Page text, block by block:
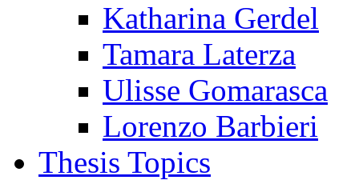
Katharina Gerdel
Tamara Laterza
Ulisse Gomarasca
Lorenzo Barbieri
Thesis Topics